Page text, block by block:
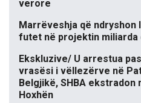
verore
Marrëveshja që ndryshon
futet në projektin miliarda
Ekskluzive/ U arrestua
vrasësi i vëllezërve në
Belgjikë, SHBA ekstradon
Hoxhën